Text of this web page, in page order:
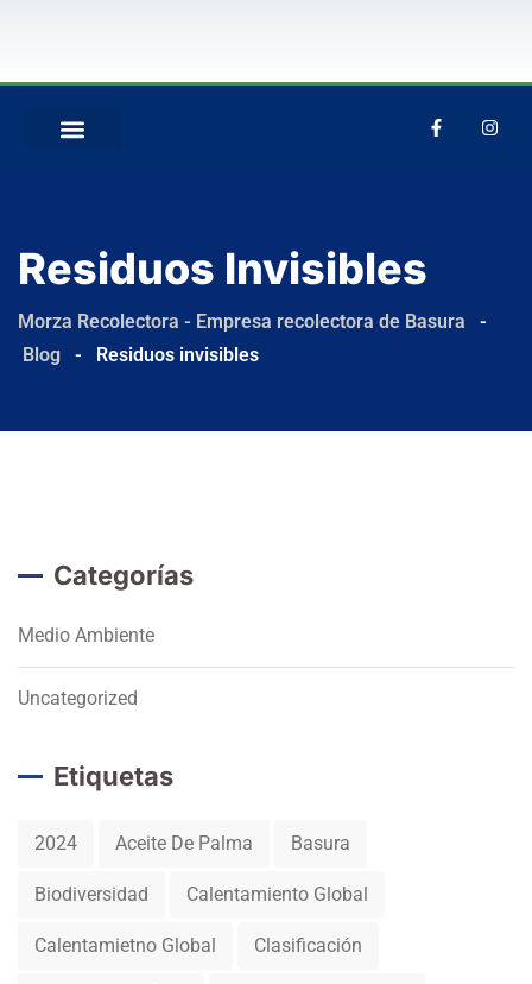
Residuos Invisibles
Morza Recolectora - Empresa recolectora de Basura
-
Blog
- Residuos invisibles
Categorías
Medio Ambiente
Uncategorized
Etiquetas
2024 Aceite De Palma Basura
Biodiversidad Calentamiento Global
Calentamietno Global Clasificación